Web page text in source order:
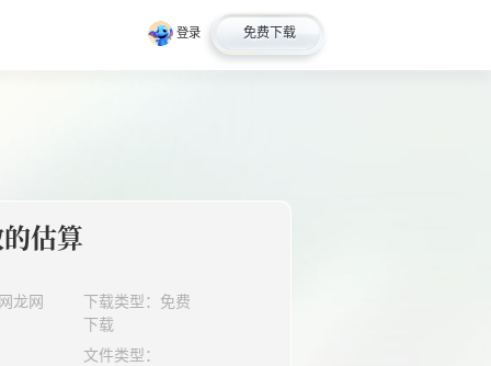
登录 免费下载
估算
龙网
下载类型：免费
下载
文件类型：